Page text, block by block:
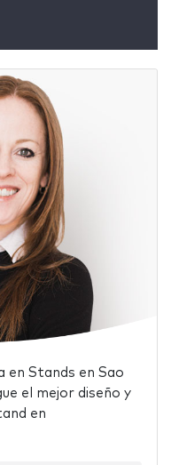
en Stands en Sao
el mejor diseño y
en